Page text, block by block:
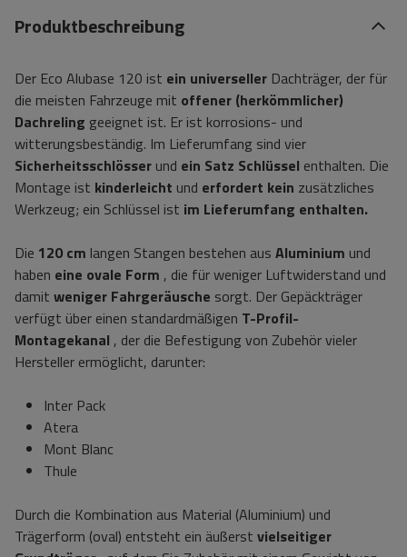
Produktbeschreibung
Der Eco Alubase 120 ist ein universeller Dachträger, der für
die meisten Fahrzeuge mit offener (herkömmlicher)
Dachreling geeignet ist. Er ist korrosions- und
witterungsbeständig. Im Lieferumfang sind vier
Sicherheitsschlösser und ein Satz Schlüssel enthalten. Die
Montage ist kinderleicht und erfordert kein zusätzliches
Werkzeug; ein Schlüssel ist im Lieferumfang enthalten.
Die 120 cm langen Stangen bestehen aus Aluminium und
haben eine ovale Form , die für weniger Luftwiderstand und
damit weniger Fahrgeräusche sorgt. Der Gepäckträger
verfügt über einen standardmäßigen T-Profil-
Montagekanal , der die Befestigung von Zubehör vieler
Hersteller ermöglicht, darunter:
Inter Pack
Atera
Mont Blanc
Thule
Durch die Kombination aus Material (Aluminium) und
Trägerform (oval) entsteht ein äußerst vielseitiger